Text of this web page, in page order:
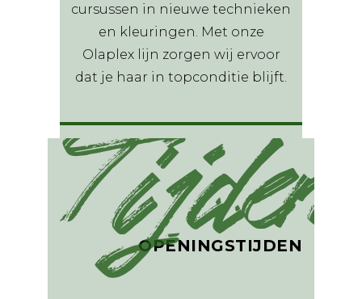
cursussen in nieuwe technieken
en kleuringen. Met onze
Olaplex lijn zorgen wij ervoor
dat je haar in topconditie blijft.
Tijden
OPENINGSTIJDEN